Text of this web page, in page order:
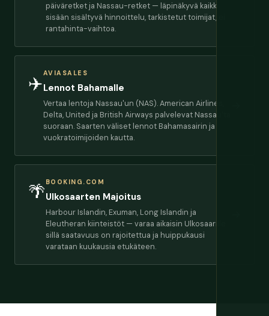
päiväretket ja Nassau-retket — läpinäkyvä kaikki
sisään sisältyvä hinnoittelu, tarkistetut toimijat, ei
rantahinta-vaihtoa.
✈️AVIASALES
Lennot Bahamalle
Vertaa lentoja Nassau'un (NAS). American Airlines,
Delta, United ja British Airways palvelevat Nassau'ta
suoraan. Saarten väliset lennot Bahamasairin ja
vuokratoimijoiden kautta.
🌴 BOOKING.COM
Ulkosaarten Majoitus
Harbour Islandin, Exuman, Long Islandin ja
Eleutheran kiinteistöt — varaa aikaisin Ulkosaarille
sillä saatavuus on rajoitettua ja huippukausi
varataan kuukausia etukäteen.